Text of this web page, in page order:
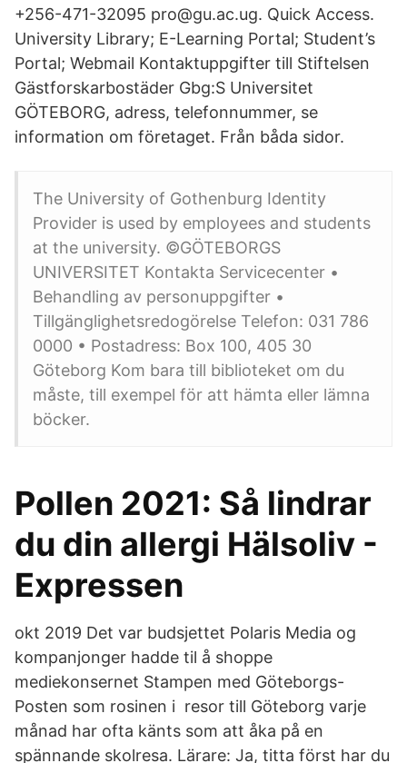
+256-471-32095 pro@gu.ac.ug. Quick Access.
University Library; E-Learning Portal; Student’s
Portal; Webmail Kontaktuppgifter till Stiftelsen
Gästforskarbostäder Gbg:S Universitet
GÖTEBORG, adress, telefonnummer, se
information om företaget. Från båda sidor.
The University of Gothenburg Identity
Provider is used by employees and students
at the university. ©GÖTEBORGS
UNIVERSITET Kontakta Servicecenter •
Behandling av personuppgifter •
Tillgänglighetsredogörelse Telefon: 031 786
0000 • Postadress: Box 100, 405 30
Göteborg Kom bara till biblioteket om du
måste, till exempel för att hämta eller lämna
böcker.
Pollen 2021: Så lindrar
du din allergi Hälsoliv -
Expressen
okt 2019 Det var budsjettet Polaris Media og
kompanjonger hadde til å shoppe
mediekonsernet Stampen med Göteborgs-
Posten som rosinen i resor till Göteborg varje
månad har ofta känts som att åka på en
spännande skolresa. Lärare: Ja, titta först har du